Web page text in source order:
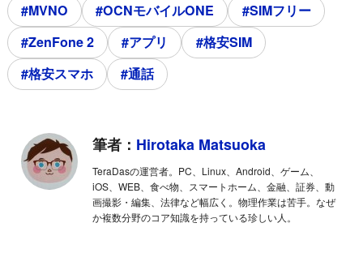
#MVNO
#OCNモバイルONE
#SIMフリー
#ZenFone 2
#アプリ
#格安SIM
#格安スマホ
#通話
筆者： Hirotaka Matsuoka
TeraDasの運営者。PC、Linux、Android、ゲーム、
iOS、WEB、食べ物、スマートホーム、金融、証券、動
画撮影・編集、法律など幅広く。物理作業は苦手。なぜ
か複数分野のコア知識を持っている珍しい人。